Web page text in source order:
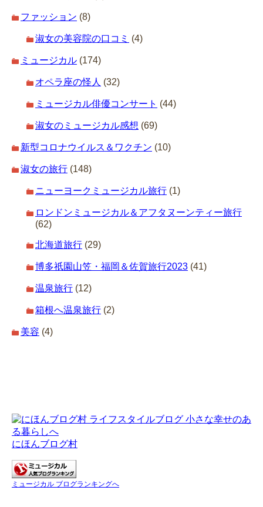
ファッション (8)
淑女の美容院の口コミ (4)
ミュージカル (174)
オペラ座の怪人 (32)
ミュージカル俳優コンサート (44)
淑女のミュージカル感想 (69)
新型コロナウイルス＆ワクチン (10)
淑女の旅行 (148)
ニューヨークミュージカル旅行 (1)
ロンドンミュージカル＆アフタヌーンティー旅行
(62)
北海道旅行 (29)
博多祇園山笠・福岡＆佐賀旅行2023 (41)
温泉旅行 (12)
箱根へ温泉旅行 (2)
美容 (4)
にほんブログ村
ミュージカル ブログランキングへ